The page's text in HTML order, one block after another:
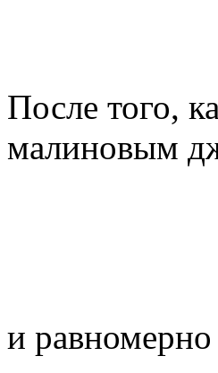
После того,
малиновым
и